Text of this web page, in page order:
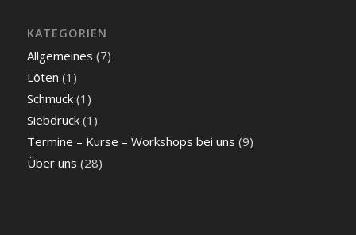
KATEGORIEN
Allgemeines (7)
Löten (1)
Schmuck(1)
Siebdruck(1)
Termine – Kurse – Workshops bei uns (9)
Über uns (28)